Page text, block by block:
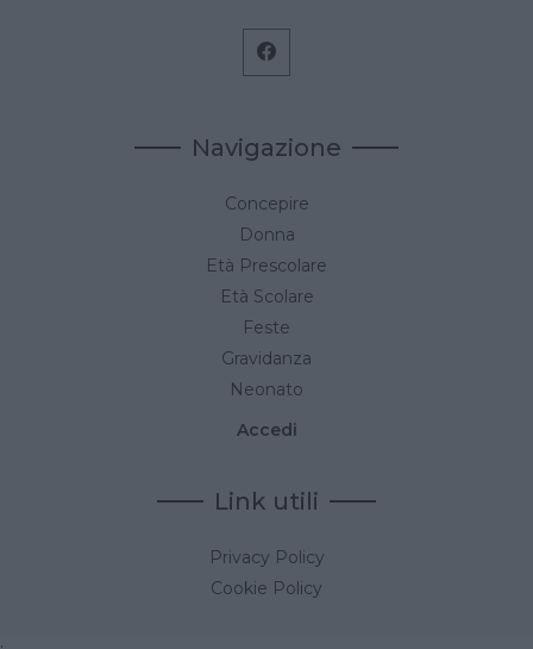
Navigazione
Concepire
Donna
Età Prescolare
Età Scolare
Feste
Gravidanza
Neonato
Accedi
Link utili
Privacy Policy
Cookie Policy